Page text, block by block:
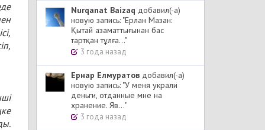
Nurqanat Baizaq добавил(-а)
новую запись: "Ерлан Мазан:
Қытай азаматтығынан бас
тартқан тұлға..."
3 года назад
Ернар Елмуратов добавил(-а)
новую запись: "У меня украли
деньги, отданные мне на
хранение. Яв..."
3 года назад